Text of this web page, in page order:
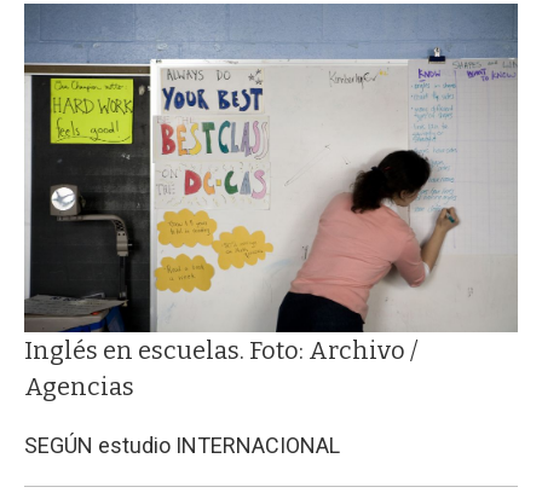
Inglés en escuelas. Foto: Archivo /
Agencias
SEGÚN estudio INTERNACIONAL